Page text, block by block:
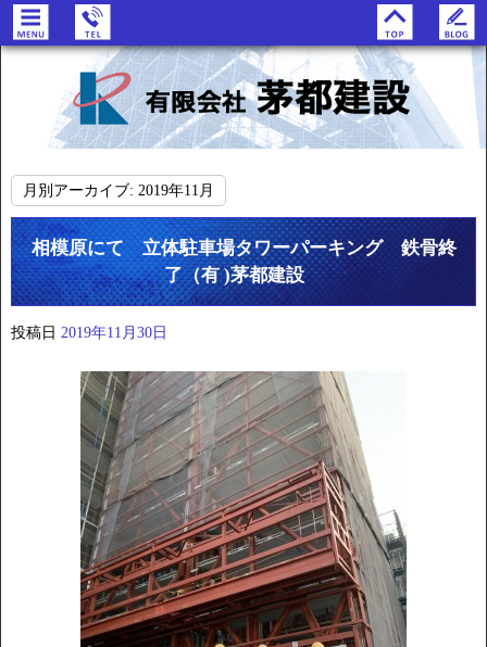
月別アーカイブ: 2019年11月
相模原にて 立体駐車場タワーパーキング 鉄骨終
了（有 )茅都建設
投稿日 2019年11月30日